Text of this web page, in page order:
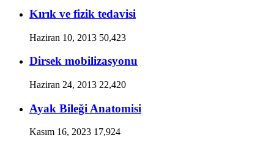
Kırık ve fizik tedavisi
Haziran 10, 2013 50,423
Dirsek mobilizasyonu
Haziran 24, 2013 22,420
Ayak Bileği Anatomisi
Kasım 16, 2023 17,924